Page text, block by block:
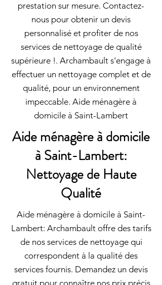
prestation sur mesure. Contactez-
nous pour obtenir un devis
personnalisé et profiter de nos
services de nettoyage de qualité
supérieure !. Archambault s'engage à
effectuer un nettoyage complet et de
qualité, pour un environnement
impeccable. Aide ménagère à
domicile à Saint-Lambert
Aide ménagère à domicile
à Saint-Lambert:
Nettoyage de Haute
Qualité
Aide ménagère à domicile à Saint-
Lambert: Archambault offre des tarifs
de nos services de nettoyage qui
correspondent à la qualité des
services fournis. Demandez un devis
gratuit pour connaître nos prix précis